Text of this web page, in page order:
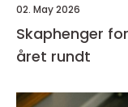
02. May 2026
Skaphenger
året rundt